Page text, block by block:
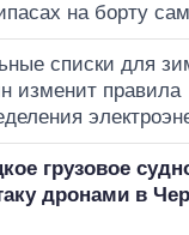
на борту
списки для
изменит правила
грузовое
дронами в